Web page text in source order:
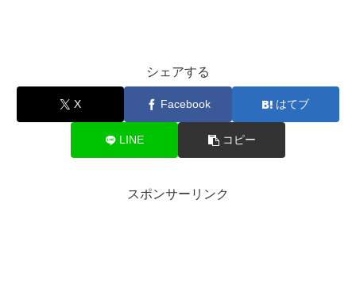
シェアする
X Facebook はてブ
LINE コピー
スポンサーリンク